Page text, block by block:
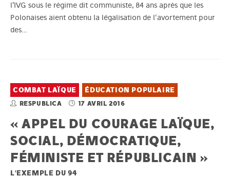
l’IVG sous le régime dit communiste, 84 ans après que les
Polonaises aient obtenu la légalisation de l'avortement pour
des…
COMBAT LAÏQUE ÉDUCATION POPULAIRE
RESPUBLICA 17 AVRIL 2016
« APPEL DU COURAGE LAÏQUE,
SOCIAL, DÉMOCRATIQUE,
FÉMINISTE ET RÉPUBLICAIN »
L'EXEMPLE DU 94